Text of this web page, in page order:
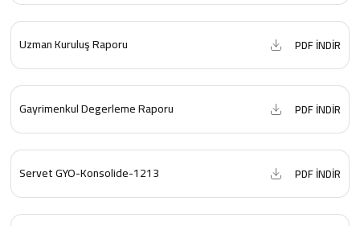
Uzman Kuruluş Raporu PDF İNDİR
Gayrimenkul Degerleme Raporu PDF İNDİR
Servet GYO-Konsolide-1213 PDF İNDİR